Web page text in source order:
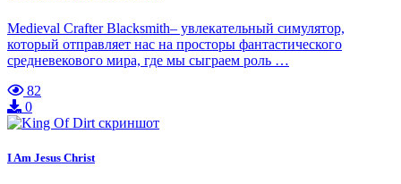
Medieval Crafter Blacksmith– увлекательный симулятор,
который отправляет нас на просторы фантастического
средневекового мира, где мы сыграем роль …
82
0
I Am Jesus Christ